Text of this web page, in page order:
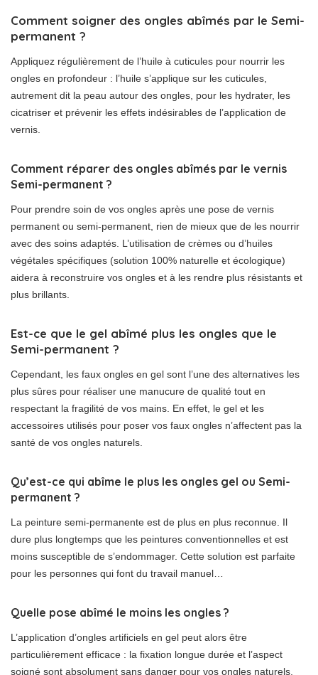
Comment soigner des ongles abîmés par le Semi-
permanent ?
Appliquez régulièrement de l’huile à cuticules pour nourrir les
ongles en profondeur : l’huile s’applique sur les cuticules,
autrement dit la peau autour des ongles, pour les hydrater, les
cicatriser et prévenir les effets indésirables de l’application de
vernis.
Comment réparer des ongles abîmés par le vernis
Semi-permanent ?
Pour prendre soin de vos ongles après une pose de vernis
permanent ou semi-permanent, rien de mieux que de les nourrir
avec des soins adaptés. L’utilisation de crèmes ou d’huiles
végétales spécifiques (solution 100% naturelle et écologique)
aidera à reconstruire vos ongles et à les rendre plus résistants et
plus brillants.
Est-ce que le gel abîmé plus les ongles que le
Semi-permanent ?
Cependant, les faux ongles en gel sont l’une des alternatives les
plus sûres pour réaliser une manucure de qualité tout en
respectant la fragilité de vos mains. En effet, le gel et les
accessoires utilisés pour poser vos faux ongles n’affectent pas la
santé de vos ongles naturels.
Qu’est-ce qui abîme le plus les ongles gel ou Semi-
permanent ?
La peinture semi-permanente est de plus en plus reconnue. Il
dure plus longtemps que les peintures conventionnelles et est
moins susceptible de s’endommager. Cette solution est parfaite
pour les personnes qui font du travail manuel…
Quelle pose abîmé le moins les ongles ?
L’application d’ongles artificiels en gel peut alors être
particulièrement efficace : la fixation longue durée et l’aspect
soigné sont absolument sans danger pour vos ongles naturels.